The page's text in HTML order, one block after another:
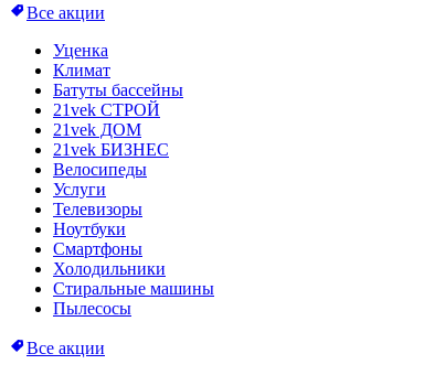
Все акции
Уценка
Климат
Батуты бассейны
21vek СТРОЙ
21vek ДОМ
21vek БИЗНЕС
Велосипеды
Услуги
Телевизоры
Ноутбуки
Смартфоны
Холодильники
Стиральные машины
Пылесосы
Все акции